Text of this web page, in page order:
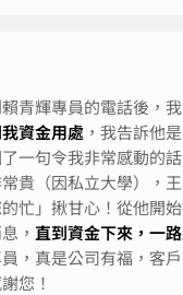
青輝專員的電話後，
資金用處 ，我告訴他
一句令我非常感動的
貴（因私立大學），
忙」揪甘心！從他開
， 直到資金下來，一
員，真是公司有福，客
您！